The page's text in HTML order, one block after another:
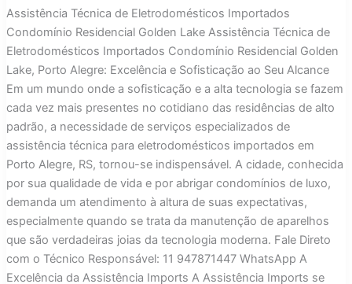
Assistência Técnica de Eletrodomésticos Importados
Condomínio Residencial Golden Lake Assistência Técnica de
Eletrodomésticos Importados Condomínio Residencial Golden
Lake, Porto Alegre: Excelência e Sofisticação ao Seu Alcance
Em um mundo onde a sofisticação e a alta tecnologia se fazem
cada vez mais presentes no cotidiano das residências de alto
padrão, a necessidade de serviços especializados de
assistência técnica para eletrodomésticos importados em
Porto Alegre, RS, tornou-se indispensável. A cidade, conhecida
por sua qualidade de vida e por abrigar condomínios de luxo,
demanda um atendimento à altura de suas expectativas,
especialmente quando se trata da manutenção de aparelhos
que são verdadeiras joias da tecnologia moderna. Fale Direto
com o Técnico Responsável: 11 947871447 WhatsApp A
Excelência da Assistência Imports A Assistência Imports se